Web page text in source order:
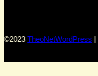
©2023 TheoNetWordPress |